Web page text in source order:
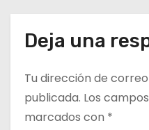
r
d
a
Deja una
Tu dirección de
publicada. Los
marcados con *